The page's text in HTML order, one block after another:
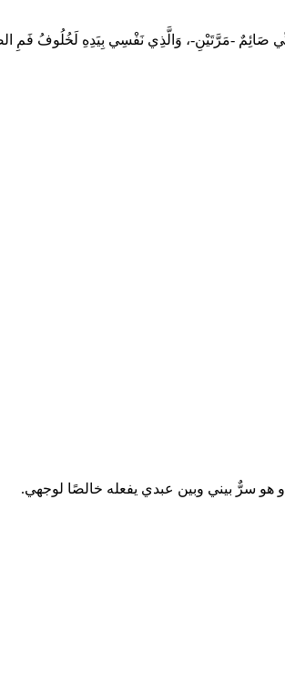
صَائِمٌ -مَرَّتَيْنِ-، وَالَّذِي نَفْسِي بِيَدِهِ لَخُلُوفُ
هو سرٌّ بيني وبين عبدي يفعله خالصًا لوجهي.